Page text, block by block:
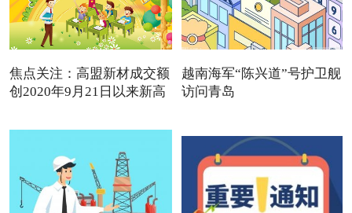
焦点关注：高盟新材成交额
创2020年9月21日以来新高
越南海军“陈兴道”号护卫舰
访问青岛